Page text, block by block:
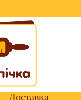
Доставка